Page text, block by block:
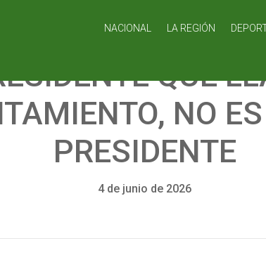
NACIONAL LA REGIÓN
QUE
NO
PRESIDENTE
4 de junio de 2026